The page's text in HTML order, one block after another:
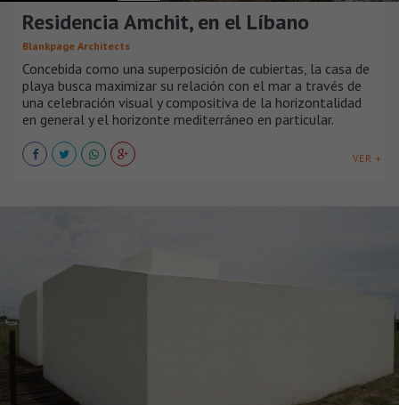
Residencia Amchit, en el Líbano
Blankpage Architects
Concebida como una superposición de cubiertas, la casa de
playa busca maximizar su relación con el mar a través de
una celebración visual y compositiva de la horizontalidad
en general y el horizonte mediterráneo en particular.
VER +